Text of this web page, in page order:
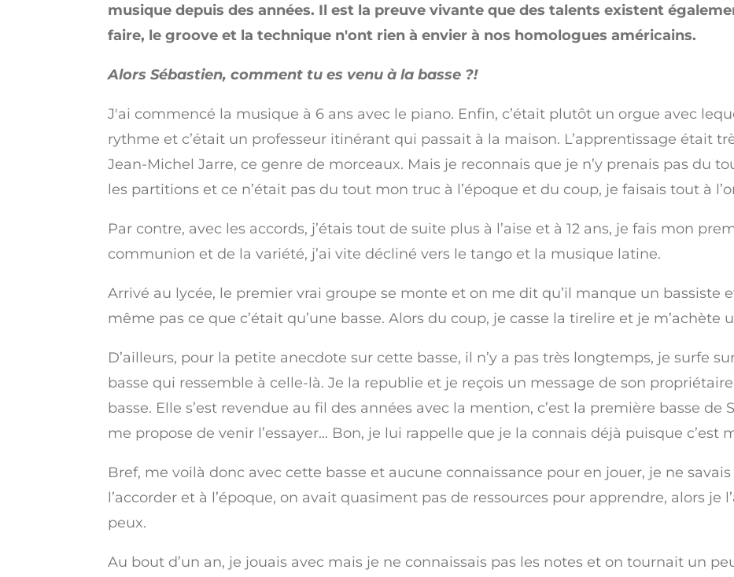
musique depuis des années. Il est la preuve vivante que des talents existent
faire, le groove et la technique n'ont rien à envier à nos homologues américains.
Alors Sébastien, comment tu es venu à la basse ?!
J'ai commencé la musique à 6 ans avec le piano. Enfin, c’était plutôt un orgue avec
rythme et c’était un professeur itinérant qui passait à la maison. L’apprentissage était
Jean-Michel Jarre, ce genre de morceaux. Mais je reconnais que je n’y prenais pas du
les partitions et ce n’était pas du tout mon truc à l’époque et du coup, je faisais tout à
Par contre, avec les accords, j’étais tout de suite plus à l’aise et à 12 ans, je fais mon
communion et de la variété, j’ai vite décliné vers le tango et la musique latine.
Arrivé au lycée, le premier vrai groupe se monte et on me dit qu’il manque un bassiste
même pas ce que c’était qu’une basse. Alors du coup, je casse la tirelire et je m’achète
D’ailleurs, pour la petite anecdote sur cette basse, il n’y a pas très longtemps, je surfe
basse qui ressemble à celle-là. Je la republie et je reçois un message de son
basse. Elle s’est revendue au fil des années avec la mention, c’est la première basse de
me propose de venir l’essayer… Bon, je lui rappelle que je la connais déjà puisque c’est
Bref, me voilà donc avec cette basse et aucune connaissance pour en jouer, je ne
l’accorder et à l’époque, on avait quasiment pas de ressources pour apprendre, alors je
peux.
Au bout d’un an, je jouais avec mais je ne connaissais pas les notes et on tournait un